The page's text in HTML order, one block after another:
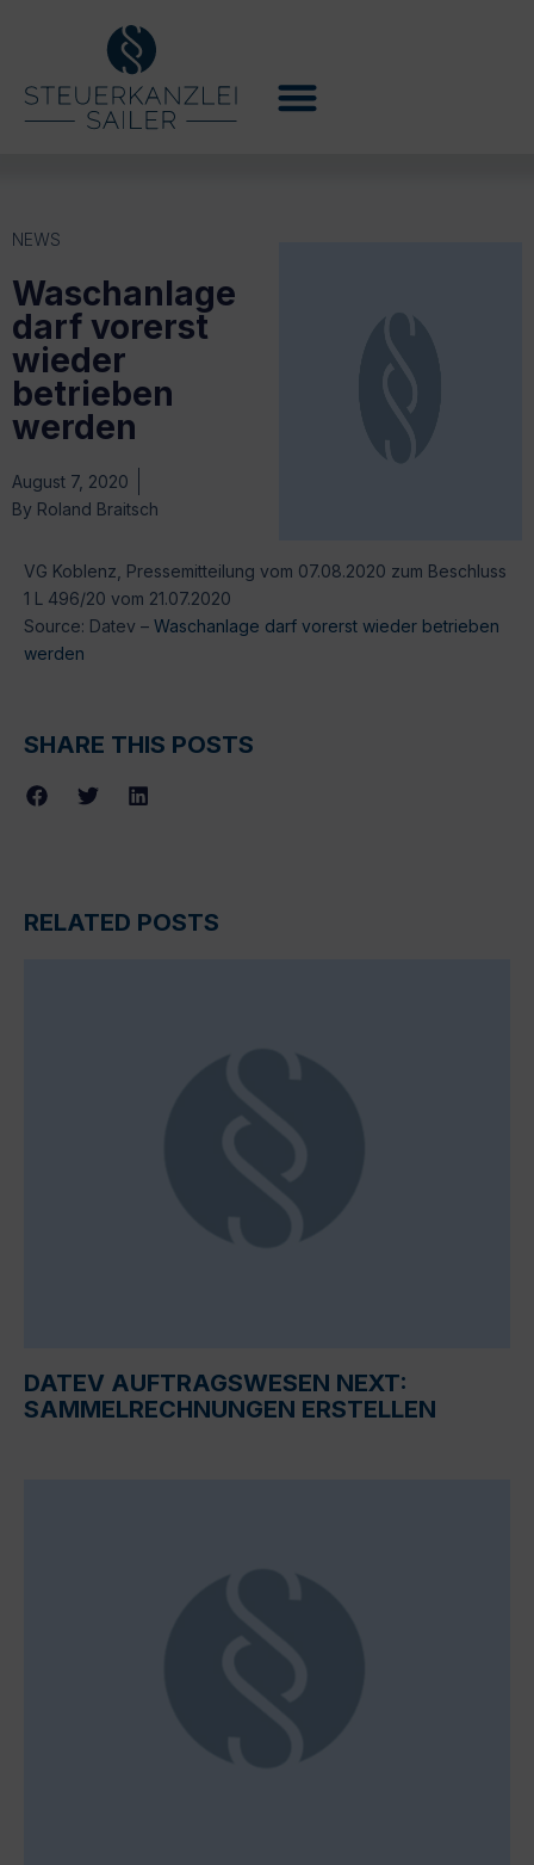
NEWS
Waschanlage
darf vorerst
wieder
betrieben
werden
August 7, 2020
By Roland Braitsch
VG Koblenz, Pressemitteilung vom 07.08.2020 zum Beschluss
1 L 496/20 vom 21.07.2020
Source: Datev – Waschanlage darf vorerst wieder betrieben
werden
SHARE THIS POSTS
RELATED POSTS
DATEV AUFTRAGSWESEN NEXT:
SAMMELRECHNUNGEN ERSTELLEN